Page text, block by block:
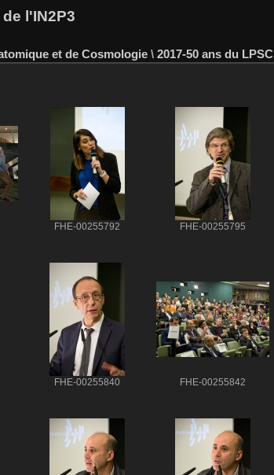
l'IN2P3
et de Cosmologie \ 2017-50 ans du LPSC
FHE-00255792 FHE-00255795
FHE-00255840 FHE-00255842